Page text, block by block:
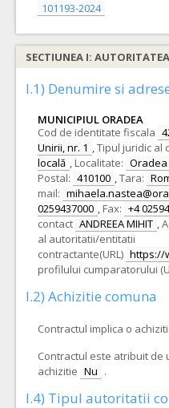
101193-2024
SECTIUNEA I:
I.1) Denumire si
MUNICIPIUL ORADEA
Cod de identitate fiscala
Unirii, nr. 1 ,Tipul juridic al
locală , Localitate: Oradea
Postal: 410100 ,Tara:
mail:
0259437000 , Fax: +4
contact ANDREEA MIHIT ,
al autoritatii/entitatii
contractante(URL) https://
profilului cumparatorului
I.2) Achizitie comuna
Contractul implica o
Contractul este atribuit de
achizitie Nu .
I.4) Tipul autoritatii